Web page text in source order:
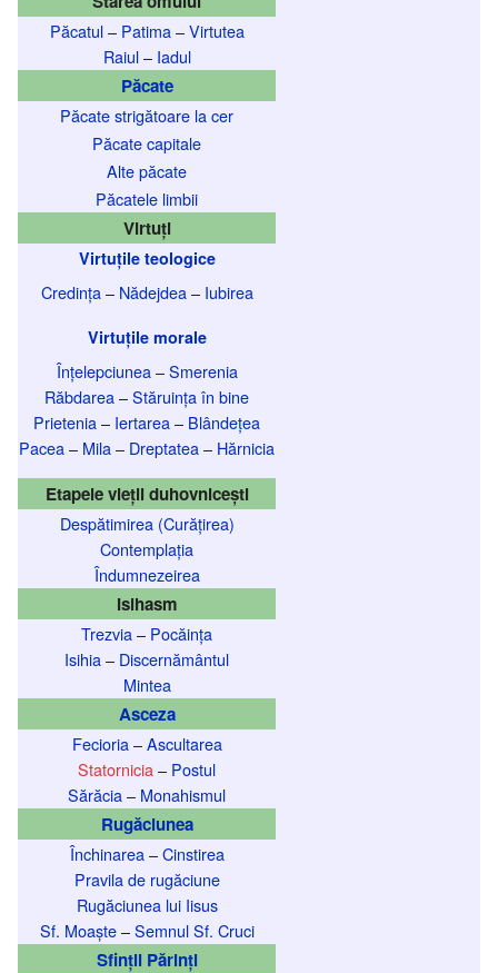
Păcatul– Patima–Virtutea
Raiul– Iadul
Păcate
Păcate strigătoare la cer
Păcate capitale
Alte păcate
Păcatele limbii
Virtuți
Virtuțile teologice
Credința– Nădejdea– Iubirea
Virtuțile morale
Înțelepciunea–Smerenia
Răbdarea–Stăruința în bine
Prietenia– Iertarea– Blândețea
Pacea– Mila– Dreptatea– Hărnicia
Etapele vieții duhovnicești
Despătimirea (Curățirea)
Contemplația
Îndumnezeirea
Isihasm
Trezvia– Pocăința
Isihia– Discernământul
Mintea
Asceza
Fecioria–Ascultarea
Statornicia – Postul
Sărăcia– Monahismul
Rugăciunea
Închinarea–Cinstirea
Pravila de rugăciune
Rugăciunea lui Iisus
Sf. Moaște–Semnul Sf. Cruci
Sfinții Părinți